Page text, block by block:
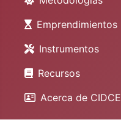
Emprendimientos
Instrumentos
Recursos
Acerca de CIDCE